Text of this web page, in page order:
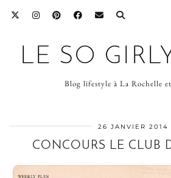
LE SO
Blog lifestyle à La Rochelle
26 JANVIER 2014
CONCOURS LE CLUB